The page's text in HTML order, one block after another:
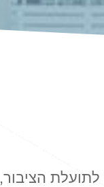
הציבור,